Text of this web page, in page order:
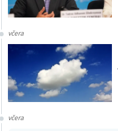
včera
včera